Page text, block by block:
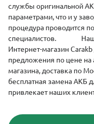
службы оригинальной
параметрами, что и у
процедура проводится
специалистов.
Интернет-магазин
предложения по цене на
магазина, доставка по
бесплатная замена АКБ
привлекает наших